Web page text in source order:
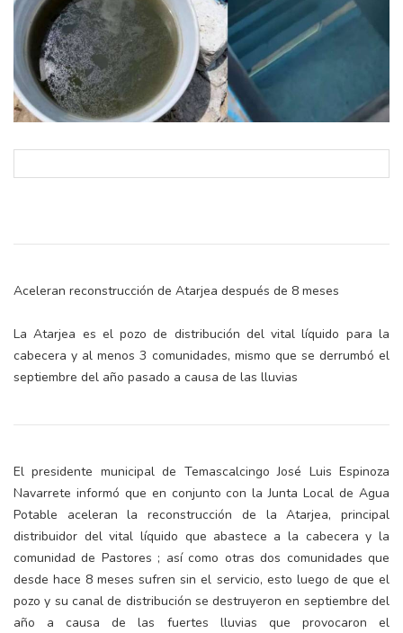
Aceleran reconstrucción de Atarjea después de 8 meses
La Atarjea es el pozo de distribución del vital líquido para la
cabecera y al menos 3 comunidades, mismo que se derrumbó el
septiembre del año pasado a causa de las lluvias
El presidente municipal de Temascalcingo José Luis Espinoza
Navarrete informó que en conjunto con la Junta Local de Agua
Potable aceleran la reconstrucción de la Atarjea, principal
distribuidor del vital líquido que abastece a la cabecera y la
comunidad de Pastores ; así como otras dos comunidades que
desde hace 8 meses sufren sin el servicio, esto luego de que el
pozo y su canal de distribución se destruyeron en septiembre del
año a causa de las fuertes lluvias que provocaron el